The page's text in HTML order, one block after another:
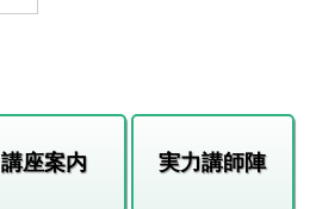
講座案内 実力講師陣